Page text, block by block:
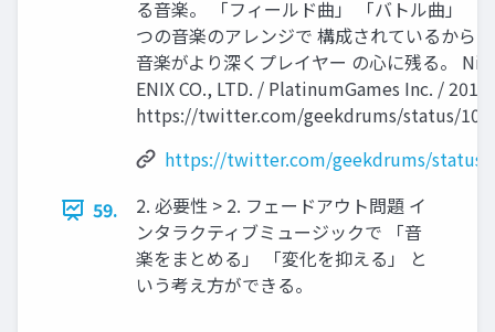
る音楽。 「フィールド曲」 「バトル曲」 「
つの音楽のアレンジで 構成されているから
音楽がより深くプレイヤー の心に残る。
ENIX CO., LTD. / PlatinumGames Inc. / 2017
https://twitter.com/geekdrums/status/
https://twitter.com/geekdrums/status/
59.
2. 必要性 > 2. フェードアウト問題 イ
ンタラクティブミュージックで 「音
楽をまとめる」 「変化を抑える」 と
いう考え方ができる。